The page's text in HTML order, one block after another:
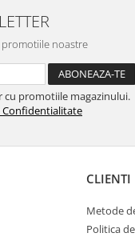
noastre
cu promotiile magazinului.
Confidentialitate
CLIENTI
Metode
Politica